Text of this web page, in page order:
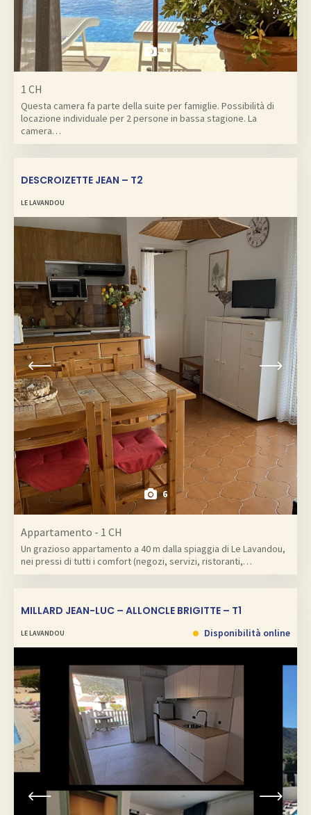
9
1 CH
Questa camera fa parte della suite per famiglie. Possibilità di
locazione individuale per 2 persone in bassa stagione. La
camera…
DESCROIZETTE JEAN – T2
LE LAVANDOU
6
Appartamento - 1 CH
Un grazioso appartamento a 40 m dalla spiaggia di Le Lavandou,
nei pressi di tutti i comfort (negozi, servizi, ristoranti,…
MILLARD JEAN-LUC – ALLONCLE BRIGITTE – T1
LE LAVANDOU Disponibilità online